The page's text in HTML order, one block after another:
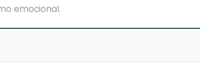
emocional.